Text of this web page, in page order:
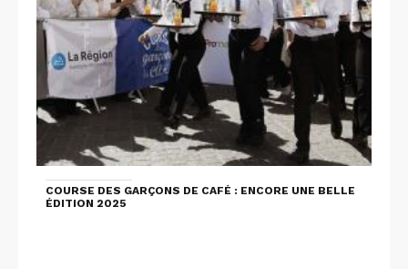
COURSE DES GARÇONS DE CAFÉ : ENCORE UNE BELLE
ÉDITION 2025